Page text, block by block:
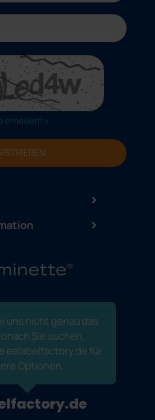
erneuern »
uns nicht genau das
Sie suchen,
eelabelfactory.de für
Optionen.